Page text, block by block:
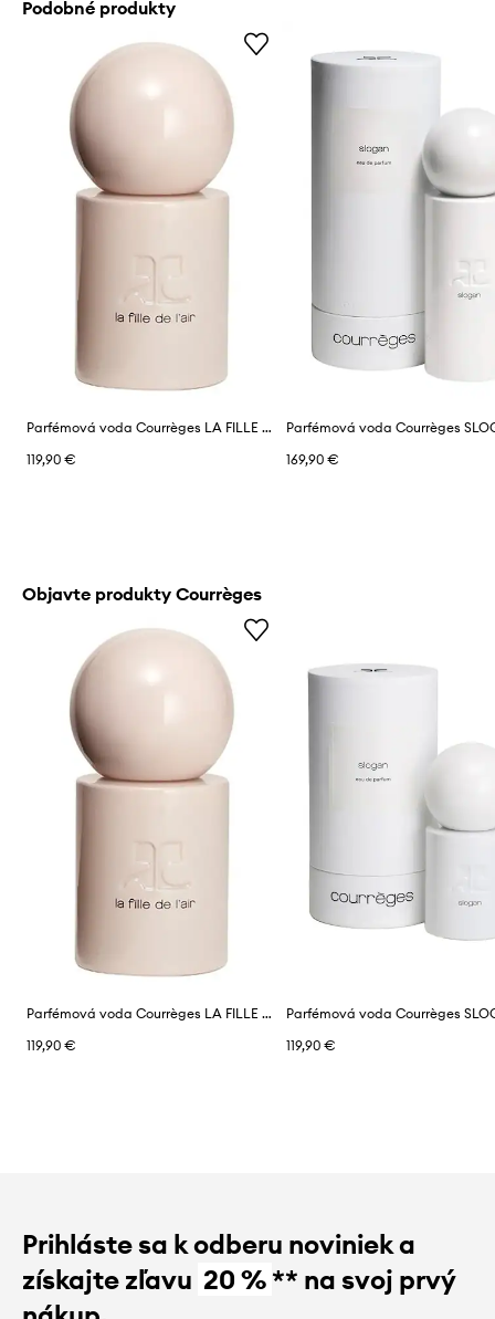
Podobné produkty
Parfémová voda Courrèges LA FILLE DE L'AIR EDP 50 ML
119,90 €
169,90 €
Objavte produkty Courrèges
Parfémová voda Courrèges LA FILLE DE L'AIR EDP 50 ML
119,90 €
119,90 €
Prihláste sa k odberu noviniek a
získajte zľavu 20 %** na svoj prvý